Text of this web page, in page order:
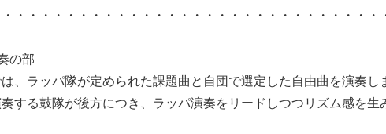
・・・・・・・・・・・・・・・・・・・・・・・・・・・・・・
の部
は、ラッパ隊が定められた課題曲と自団で選定した自由曲を演奏
する鼓隊が後方につき、ラッパ演奏をリードしつつリズム感を生